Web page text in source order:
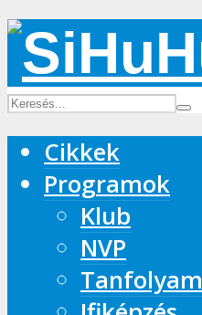
Cikkek
Programok
Klub
NVP
Tanfolyam